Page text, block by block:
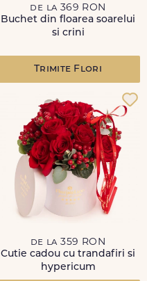
de la 369 RON
Buchet din floarea soarelui
si crini
Trimite Flori
de la 359 RON
Cutie cadou cu trandafiri si
hypericum